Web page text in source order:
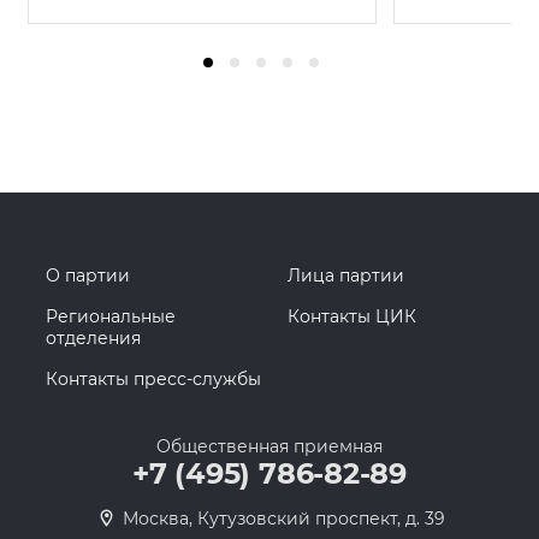
О партии
Лица партии
Региональные
отделения
Контакты ЦИК
Контакты пресс-службы
Общественная приемная
+7 (495) 786-82-89
Москва, Кутузовский проспект, д. 39